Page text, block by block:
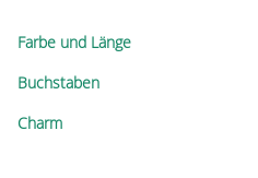
Farbe und Länge
Buchstaben
Charm